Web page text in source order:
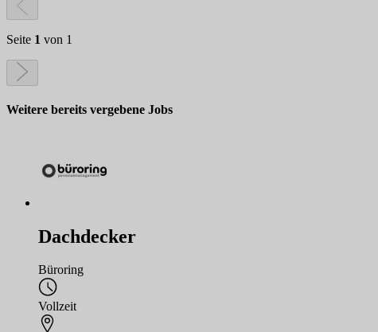
Seite 1 von 1
Weitere bereits vergebene Jobs
Dachdecker
Büroring
Vollzeit